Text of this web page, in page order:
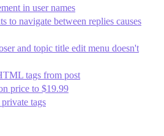
in user names
to navigate between replies causes
and topic title edit menu doesn't
tags from post
price to $19.99
tags